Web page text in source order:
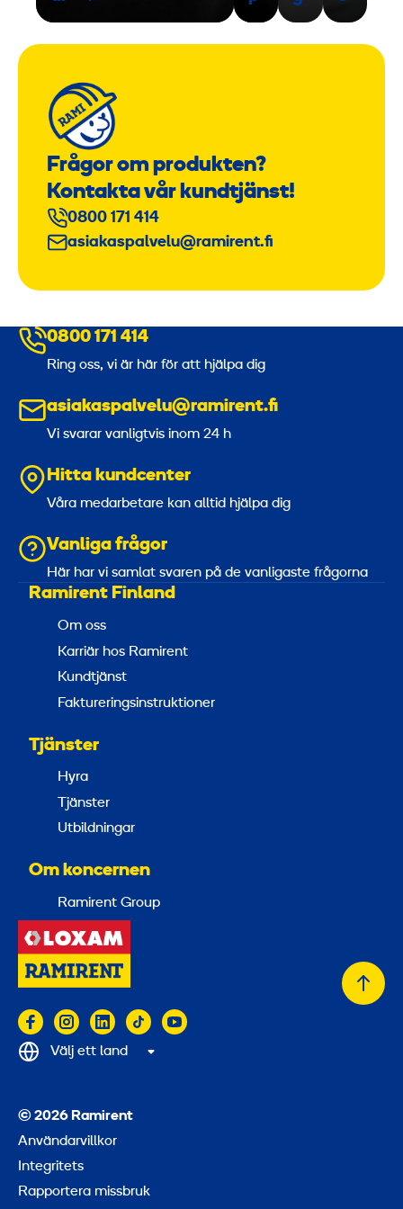
Frågor om produkten?
Kontakta vår kundtjänst!
0800 171 414
asiakaspalvelu@ramirent.fi
0800 171 414
Ring oss, vi är här för att hjälpa dig
asiakaspalvelu@ramirent.fi
Vi svarar vanligtvis inom 24 h
Hitta kundcenter
Våra medarbetare kan alltid hjälpa dig
Vanliga frågor
Här har vi samlat svaren på de vanligaste frågorna
Ramirent Finland
Om oss
Karriär hos Ramirent
Kundtjänst
Faktureringsinstruktioner
Tjänster
Hyra
Tjänster
Utbildningar
Om koncernen
Ramirent Group
© 2026 Ramirent
Användarvillkor
Integritets
Rapportera missbruk
Välj ett land